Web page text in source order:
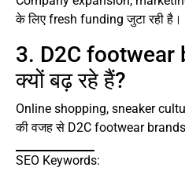
के लिए fresh funding जुटा रही है।
3. D2C footwear
क्यों बढ़ रहे हैं?
Online shopping, sneaker
की वजह से D2C footwear
SEO Keywords: